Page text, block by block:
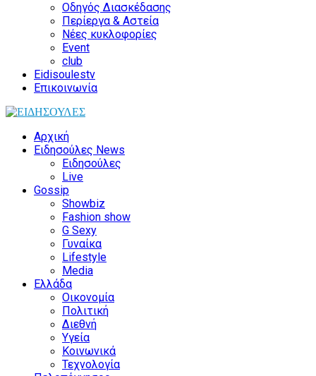
Οδηγός Διασκέδασης
Περίεργα & Αστεία
Νέες κυκλοφορίες
Event
club
Eidisoulestv
Επικοινωνία
Αρχική
Ειδησούλες News
Ειδησούλες
Live
Gossip
Showbiz
Fashion show
G Sexy
Γυναίκα
Lifestyle
Media
Ελλάδα
Οικονομία
Πολιτική
Διεθνή
Υγεία
Κοινωνικά
Τεχνολογία